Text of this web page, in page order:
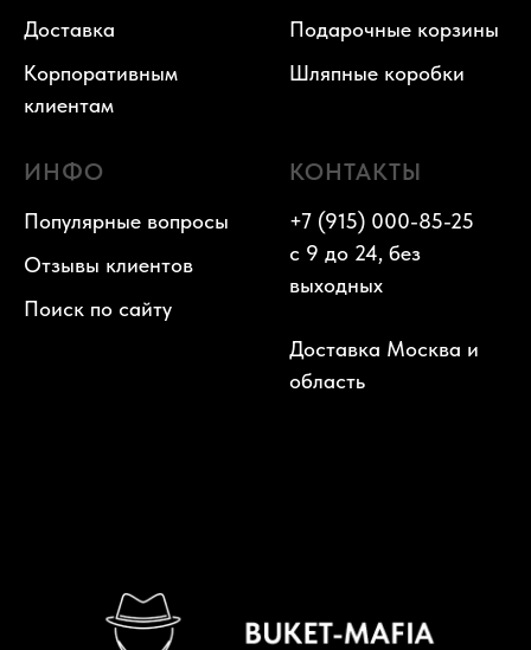
Доставка
Корпоративным
клиентам
Подарочные корзины
Шляпные коробки
ИНФО
Популярные вопросы
Отзывы клиентов
Поиск по сайту
КОНТАКТЫ
+7 (915) 000-85-25
с 9 до 24, без
выходных
Доставка Москва и
область